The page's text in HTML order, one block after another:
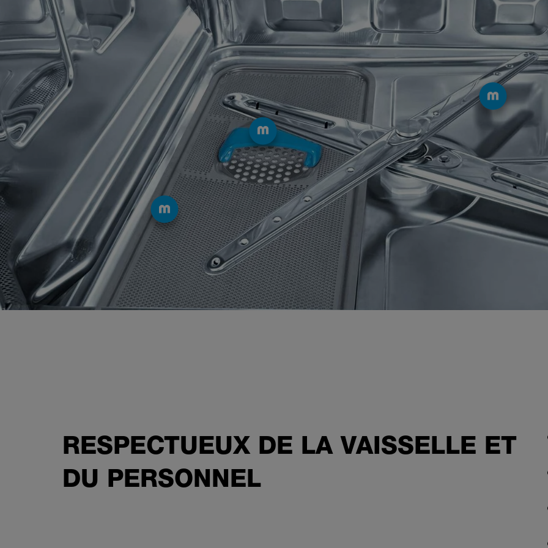
RESPECTUEUX DE LA VAISSELLE ET
DU PERSONNEL